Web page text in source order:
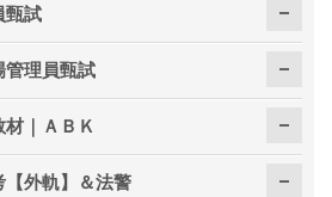
甄試
管理員甄試
｜ＡＢＫ
外軌】＆法警